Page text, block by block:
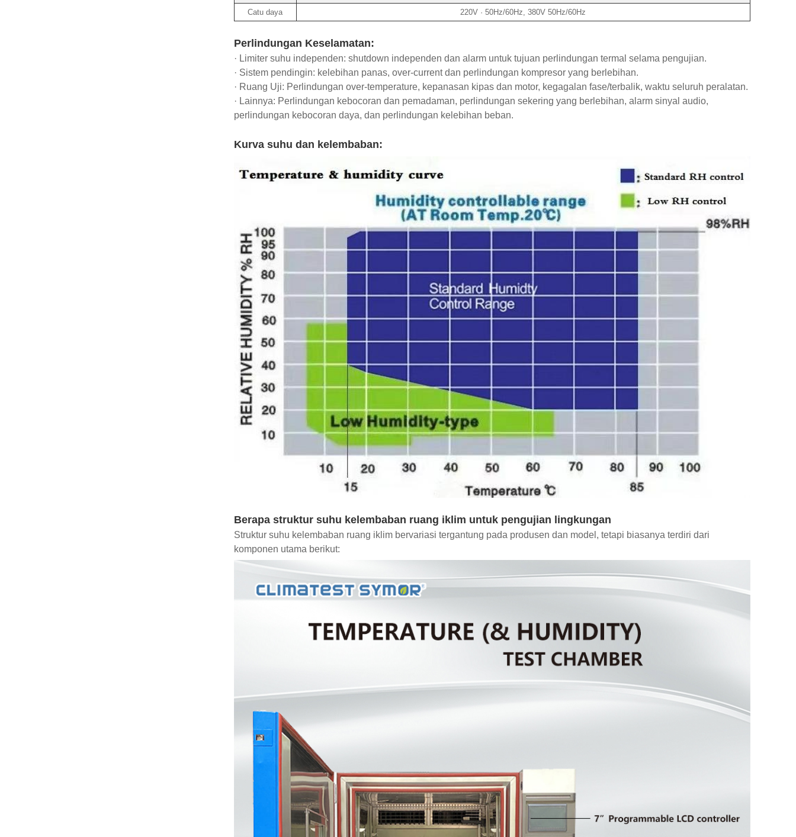
Catu daya
220V · 50Hz/60Hz, 380V 50Hz/60Hz
Perlindungan Keselamatan:
· Limiter suhu independen: shutdown independen dan alarm untuk tujuan perlindungan termal selama pengujian.
· Sistem pendingin: kelebihan panas, over-current dan perlindungan kompresor yang berlebihan.
· Ruang Uji: Perlindungan over-temperature, kepanasan kipas dan motor, kegagalan fase/terbalik, waktu seluruh peralatan.
· Lainnya: Perlindungan kebocoran dan pemadaman, perlindungan sekering yang berlebihan, alarm sinyal audio,
perlindungan kebocoran daya, dan perlindungan kelebihan beban.
Kurva suhu dan kelembaban:
Berapa struktur suhu kelembaban ruang iklim untuk pengujian lingkungan
Struktur suhu kelembaban ruang iklim bervariasi tergantung pada produsen dan model, tetapi biasanya terdiri dari
komponen utama berikut: